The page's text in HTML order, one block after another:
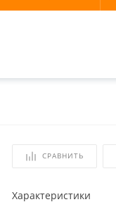
группа
СРАВНИТЬ
Характеристики